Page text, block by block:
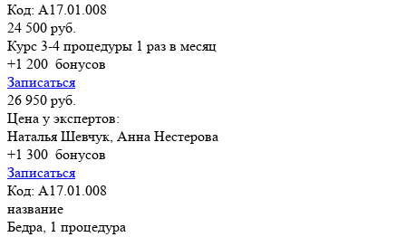
Код: A17.01.008
24 500 руб.
Курс 3-4 процедуры 1 раз в месяц
+1 200 бонусов
Записаться
26 950 руб.
Цена у экспертов:
Наталья Шевчук, Анна Нестерова
+1 300 бонусов
Записаться
Код: A17.01.008
название
Бедра, 1 процедура